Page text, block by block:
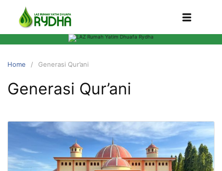
Home Generasi Qur’ani
Generasi Qur’ani